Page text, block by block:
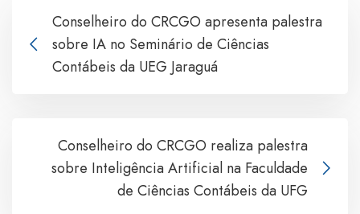
Conselheiro do CRCGO apresenta palestra
sobre IA no Seminário de Ciências
Contábeis da UEG Jaraguá
Conselheiro do CRCGO realiza palestra
sobre Inteligência Artificial na Faculdade
de Ciências Contábeis da UFG